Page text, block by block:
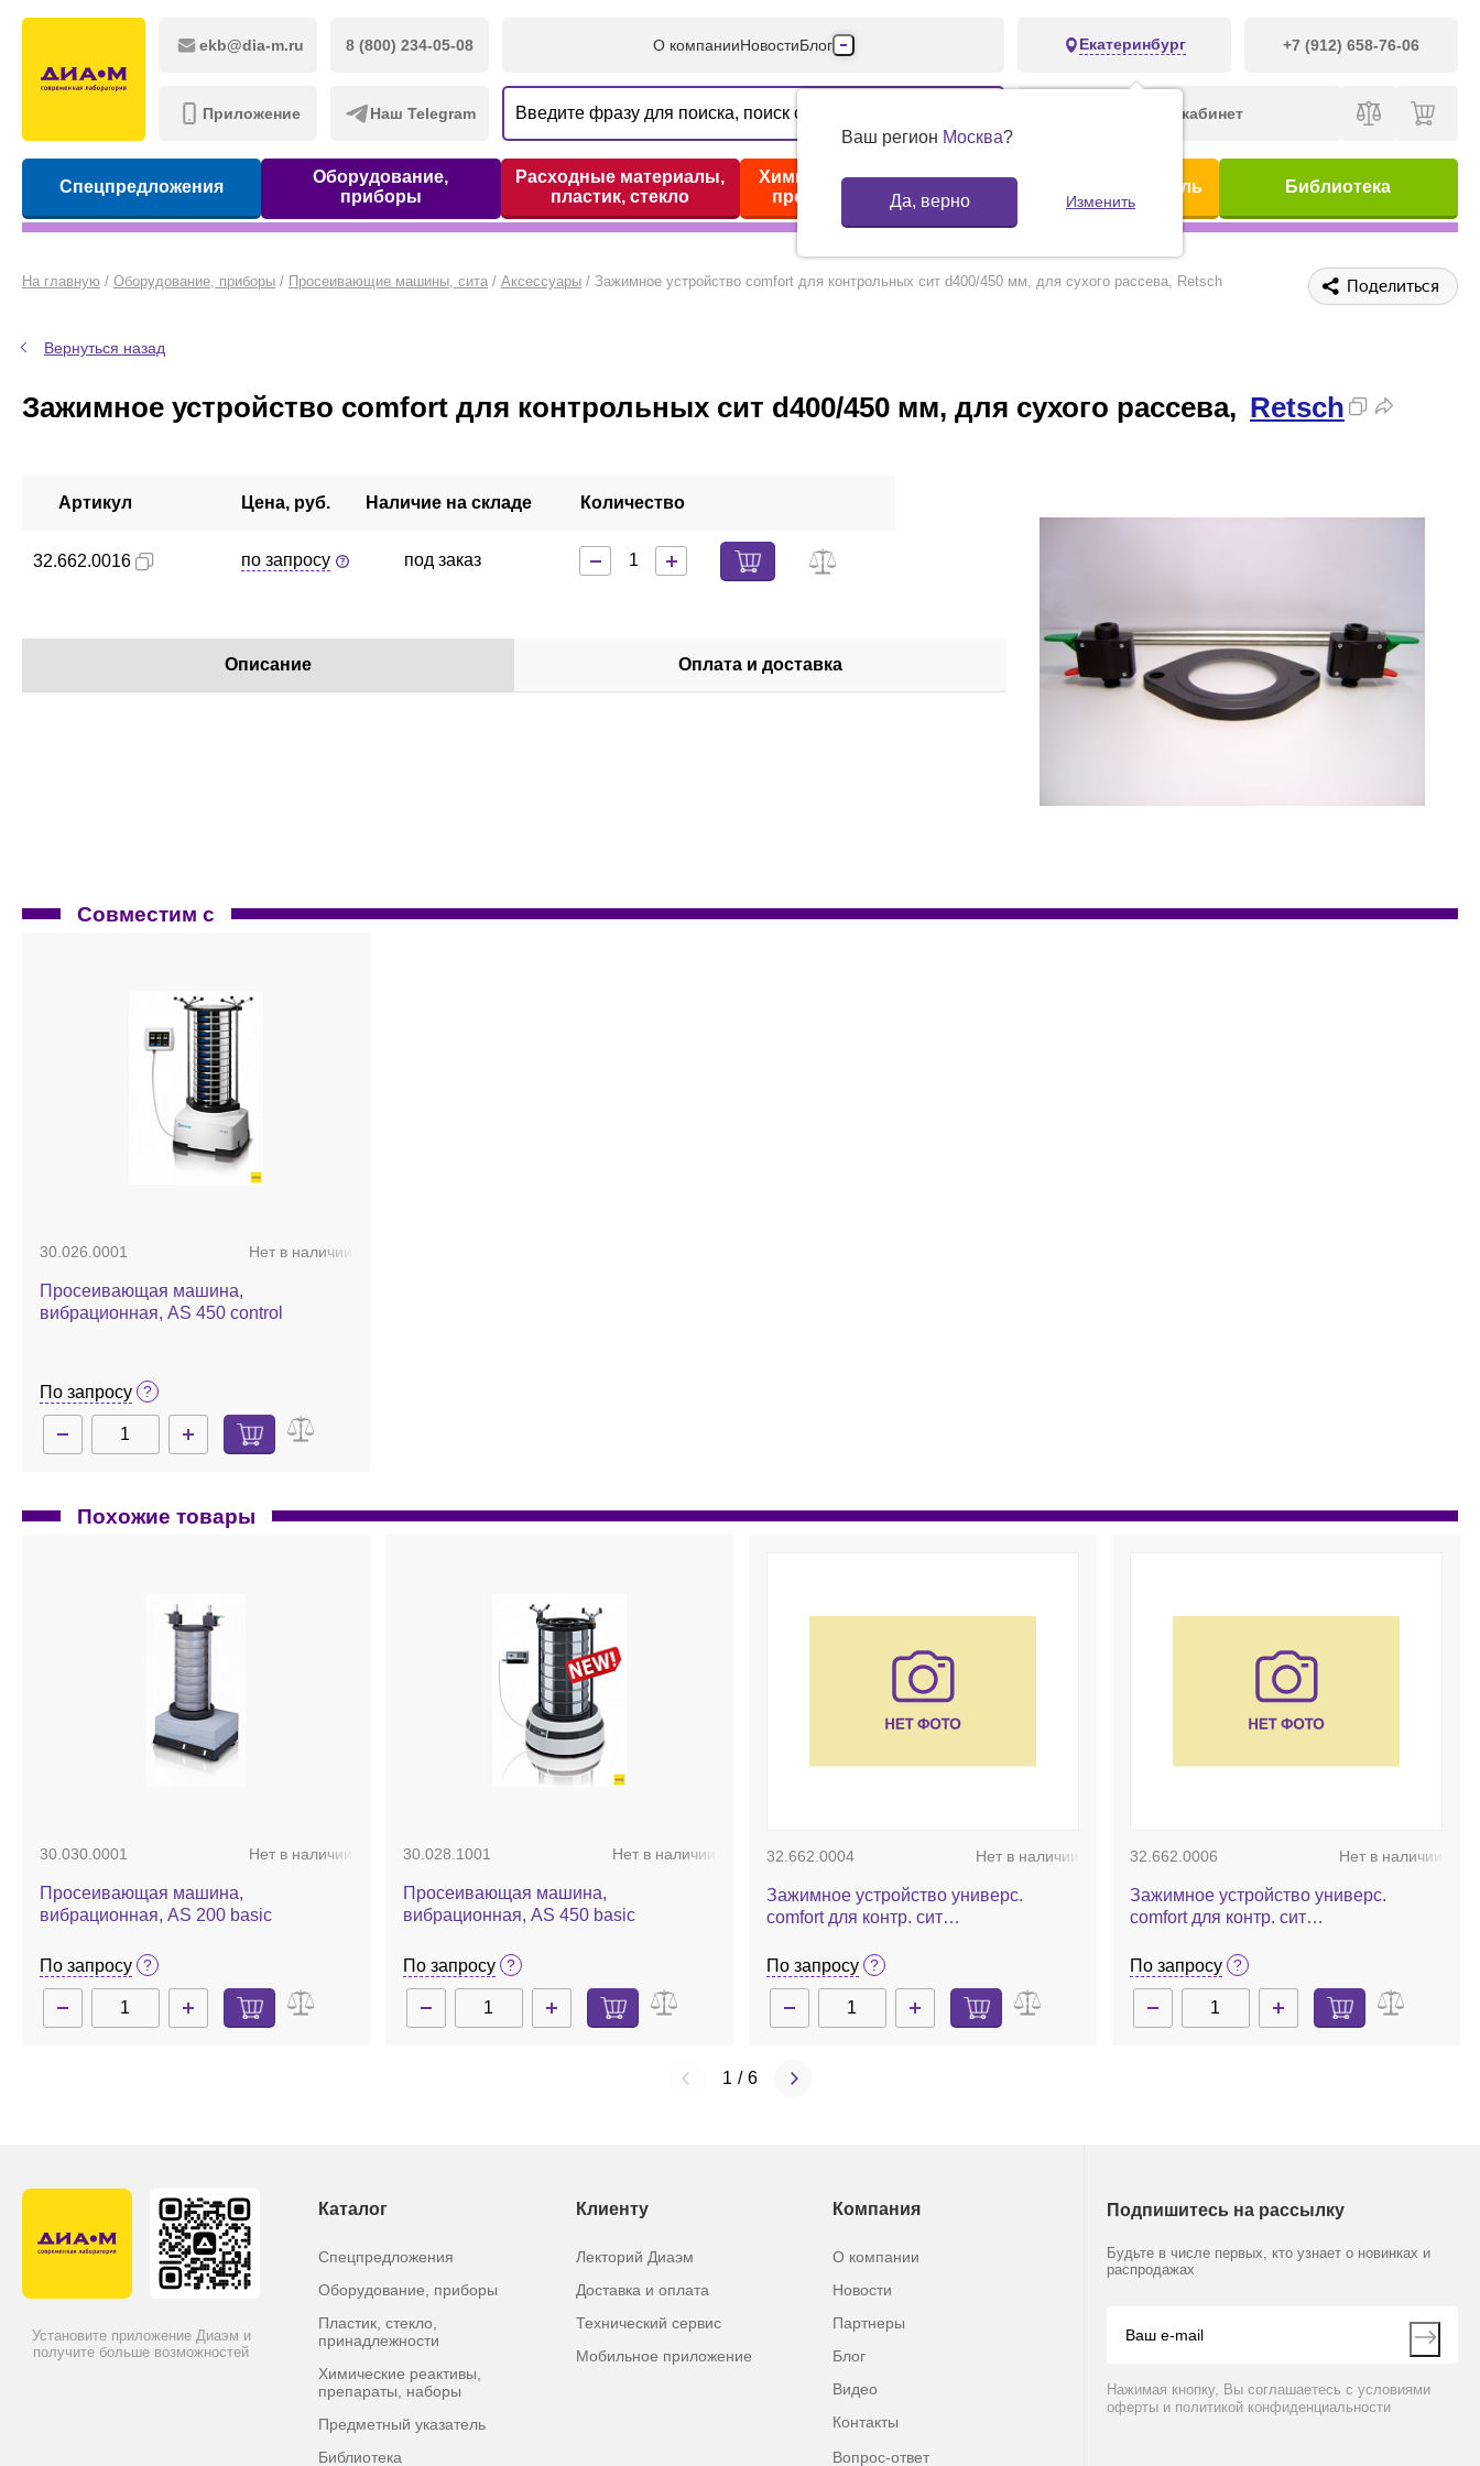
ekb@dia-m.ru 8 (800) 234-05-08
Приложение Наш Telegram
О компанииНовостиБлог
Производители
Партнеры
Контакты
Екатеринбург +7 (912) 658-76-06
Ваш регион Москва?
Да, верно Изменить
Личный кабинет
Спецпредложения
Оборудование,
приборы
Расходные материалы,
пластик, стекло
Химические реактивы,
препараты, наборы
Предметный указатель Библиотека
На главную / Оборудование, приборы / Просеивающие машины, сита / Аксессуары / Зажимное устройство comfort для контрольных сит d400/450 мм, для сухого рассева, Retsch Поделиться
Вернуться назад
Зажимное устройство comfort для контрольных сит d400/450 мм, для сухого рассева, Retsch
Артикул Цена, руб. Наличие на складе Количество
32.662.0016 по запросу под заказ
Описание Оплата и доставка
Совместим с
30.026.0001 Нет в наличии
Просеивающая машина,
вибрационная, AS 450 control
По запросу
Похожие товары
30.030.0001 Нет в наличии
Просеивающая машина,
вибрационная, AS 200 basic
По запросу
30.028.1001 Нет в наличии
Просеивающая машина,
вибрационная, AS 450 basic
По запросу
32.662.0004 Нет в наличии
Зажимное устройство универс.
comfort для контр. сит
рассева
По запросу
32.662.0006 Нет в наличии
Зажимное устройство универс.
comfort для контр. сит
рассева
По запросу
1 / 6
Установите приложение Диаэм и
получите больше возможностей
Каталог
Спецпредложения
Оборудование, приборы
Пластик, стекло,
принадлежности
Химические реактивы,
препараты, наборы
Предметный указатель
Библиотека
Клиенту
Лекторий Диаэм
Доставка и оплата
Технический сервис
Мобильное приложение
Компания
О компании
Новости
Партнеры
Блог
Видео
Контакты
Вопрос-ответ
Подпишитесь на рассылку
Будьте в числе первых, кто узнает о новинках и
распродажах
Нажимая кнопку, Вы соглашаетесь с условиями
оферты и политикой конфиденциальности